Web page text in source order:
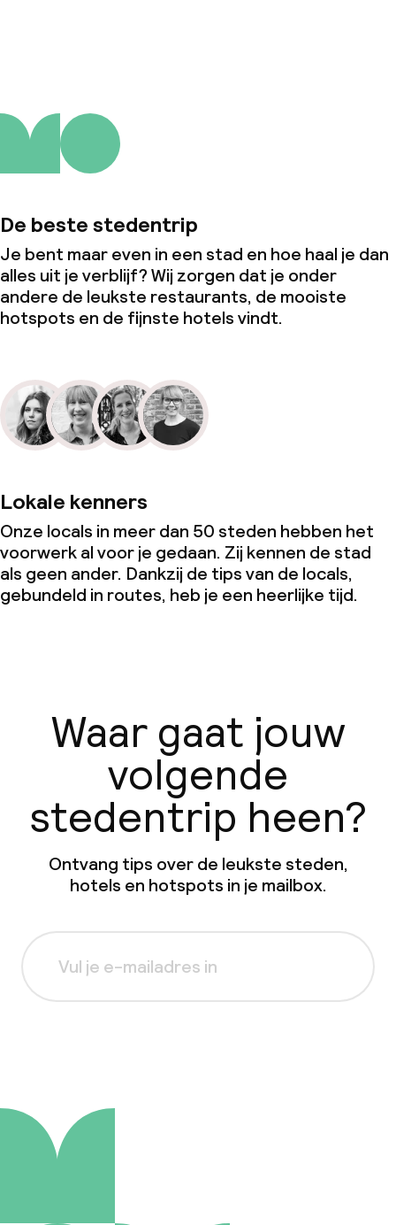
De beste stedentrip
Je bent maar even in een stad en hoe haal je dan
alles uit je verblijf? Wij zorgen dat je onder
andere de leukste restaurants, de mooiste
hotspots en de fijnste hotels vindt.
Lokale kenners
Onze locals in meer dan 50 steden hebben het
voorwerk al voor je gedaan. Zij kennen de stad
als geen ander. Dankzij de tips van de locals,
gebundeld in routes, heb je een heerlijke tijd.
Waar gaat jouw
volgende
stedentrip heen?
Ontvang tips over de leukste steden,
hotels en hotspots in je mailbox.